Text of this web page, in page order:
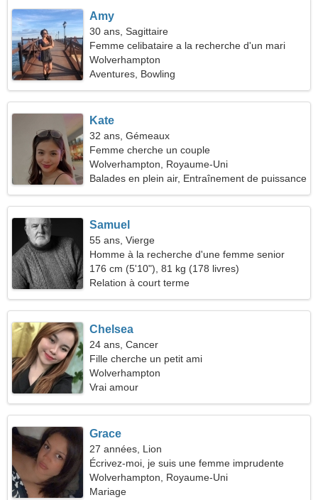
Amy
30 ans, Sagittaire
Femme celibataire a la recherche d'un mari
Wolverhampton
Aventures, Bowling
Kate
32 ans, Gémeaux
Femme cherche un couple
Wolverhampton, Royaume-Uni
Balades en plein air, Entraînement de puissance
Samuel
55 ans, Vierge
Homme à la recherche d'une femme senior
176 cm (5'10"), 81 kg (178 livres)
Relation à court terme
Chelsea
24 ans, Cancer
Fille cherche un petit ami
Wolverhampton
Vrai amour
Grace
27 années, Lion
Écrivez-moi, je suis une femme imprudente
Wolverhampton, Royaume-Uni
Mariage